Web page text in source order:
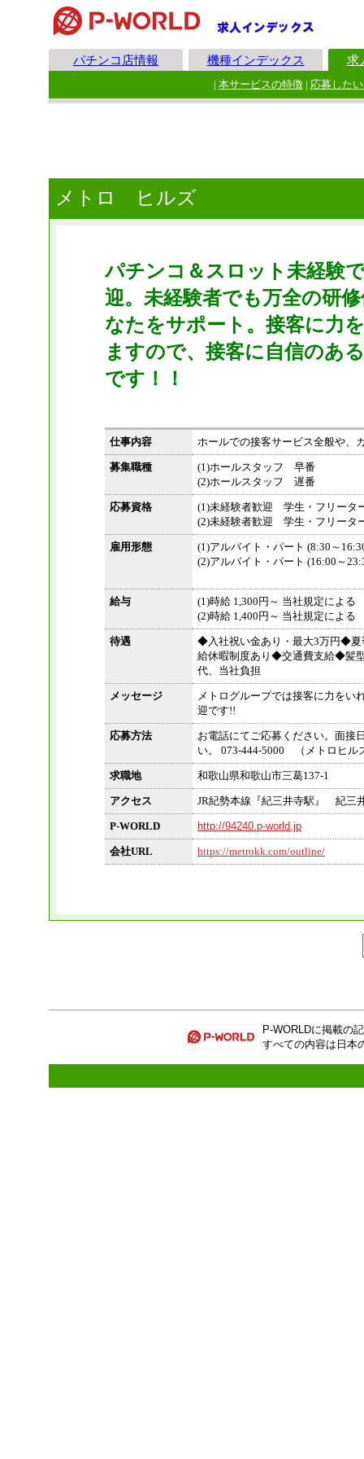
パチンコ店情報 機種インデックス 求
| 本サービスの特徴| 応募した
メトロ ヒルズ
パチンコ＆スロット未経験
迎。未経験者でも万全の研
なたをサポート。接客に力
ますので、接客に自信のあ
です！！
仕事内容 ホールでの接客サービス全般や、
募集職種
(1)ホールスタッフ 早番
(2)ホールスタッフ 遅番
応募資格
(1)未経験者歓迎 学生・フリータ
(2)未経験者歓迎 学生・フリータ
雇用形態
(1)アルバイト・パート (8:30～
(2)アルバイト・パート (16:00～
給与
(1)時給 1,300円～ 当社規定による
(2)時給 1,400円～ 当社規定による
待遇
◆入社祝い金あり・最大3万円◆
給休暇制度あり◆交通費支給◆髪
代、当社負担
メッセージ
メトログループでは接客に力をい
迎です!!
応募方法
お電話にてご応募ください。面接
い。 073-444-5000 （メトロヒル
求職地 和歌山県和歌山市三葛137-1
アクセス JR紀勢本線『紀三井寺駅』 紀三
P-WORLD http://94240.p-world.jp
会社URL https://metrokk.com/outline/
P-WORLDに掲載の
すべての内容は日本